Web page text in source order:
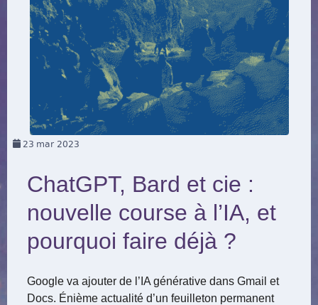
23 mar 2023
ChatGPT, Bard et cie :
nouvelle course à l’IA, et
pourquoi faire déjà ?
Google va ajouter de l’IA générative dans Gmail et
Docs. Énième actualité d’un feuilleton permanent